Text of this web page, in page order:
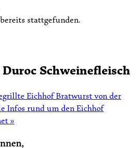
stattgefunden.
Schweinefleisch
Eichhof Bratwurst von der
Infos rund um den Eichhof
»